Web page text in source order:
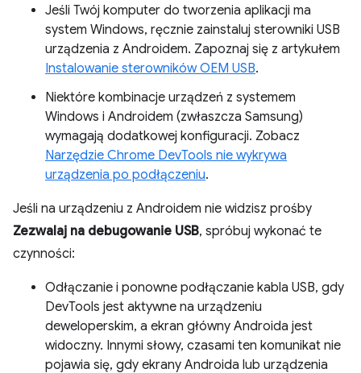
Jeśli Twój komputer do tworzenia aplikacji ma
system Windows, ręcznie zainstaluj sterowniki USB
urządzenia z Androidem. Zapoznaj się z artykułem
Instalowanie sterowników OEM USB.
Niektóre kombinacje urządzeń z systemem
Windows i Androidem (zwłaszcza Samsung)
wymagają dodatkowej konfiguracji. Zobacz
Narzędzie Chrome DevTools nie wykrywa
urządzenia po podłączeniu.
Jeśli na urządzeniu z Androidem nie widzisz prośby
Zezwalaj na debugowanie USB, spróbuj wykonać te
czynności:
Odłączanie i ponowne podłączanie kabla USB, gdy
DevTools jest aktywne na urządzeniu
deweloperskim, a ekran główny Androida jest
widoczny. Innymi słowy, czasami ten komunikat nie
pojawia się, gdy ekrany Androida lub urządzenia